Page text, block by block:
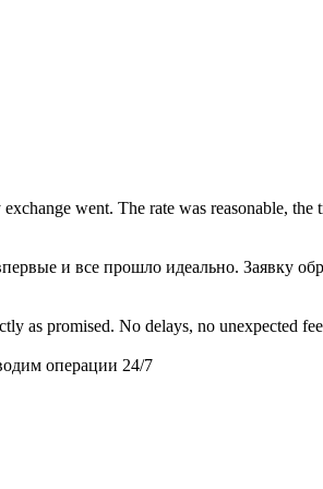
went. The rate was reasonable,
и все прошло идеально. Заявку
as promised. No delays, no unexpected
операции 24/7